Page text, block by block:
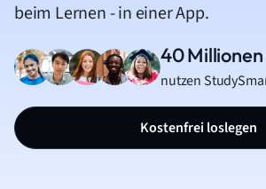
beim Lernen - in einer App.
40 Millionen
nutzen
Kostenfrei loslegen